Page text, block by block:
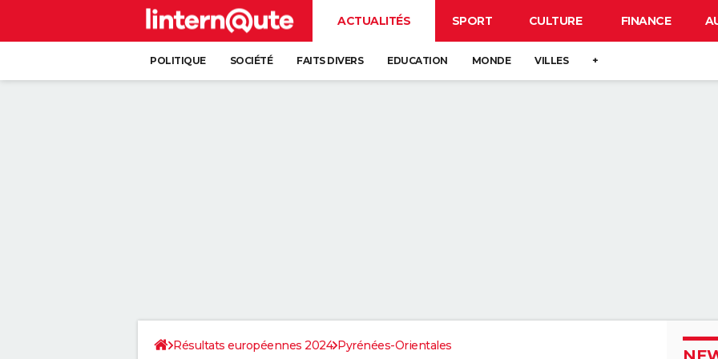
ACTUALITÉS SPORT CULTURE FINANCE
POLITIQUE SOCIÉTÉ FAITS DIVERS EDUCATION MONDE VILLES +
Résultats européennes 2024 Pyrénées-Orientales